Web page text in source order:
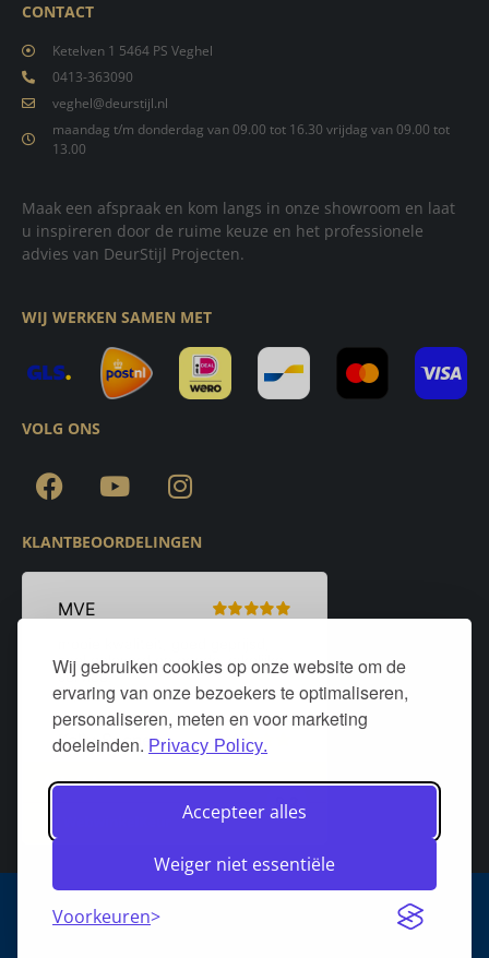
Wij gebruiken cookies op onze website om de
ervaring van onze bezoekers te optimaliseren,
personaliseren, meten en voor marketing
doeleinden. Privacy Policy.
Accepteer alles
Weiger niet essentiële
Voorkeuren
CONTACT
Ketelven 1 5464 PS Veghel
0413-363090
veghel@deurstijl.nl
maandag t/m donderdag van 09.00 tot 16.30 vrijdag van 09.00 tot
13.00
Maak een afspraak en kom langs in onze showroom en laat
u inspireren door de ruime keuze en het professionele
advies van DeurStijl Projecten.
WIJ WERKEN SAMEN MET
VOLG ONS
KLANTBEOORDELINGEN
Algemene voorwaarden Over DeurStijl Projecten